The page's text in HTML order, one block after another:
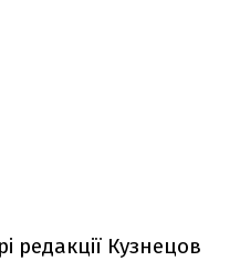
редакції Кузнецов